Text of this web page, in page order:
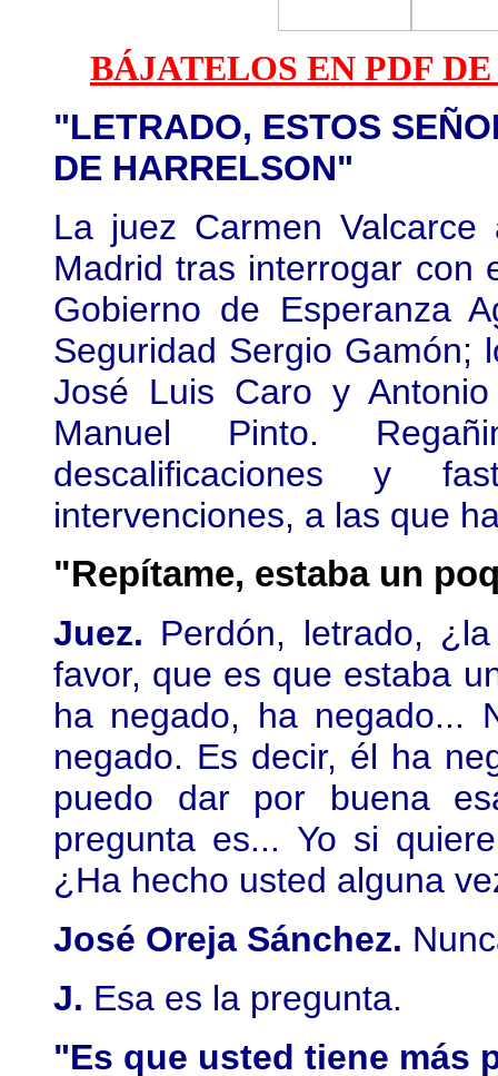
BÁJATELOS EN PDF
"LETRADO, ESTOS
DE HARRELSON"
La juez Carmen
Madrid tras interrogar con
Gobierno de Esperanza
Seguridad Sergio Gamón;
José Luis Caro y
Manuel Pinto.
descalificaciones y
intervenciones, a las que
"Repítame, estaba un
Juez. Perdón, letrado,
favor, que es que estaba
ha negado, ha negado...
negado. Es decir, él ha
puedo dar por buena
pregunta es... Yo si
¿Ha hecho usted alguna
José Oreja Sánchez.
J. Esa es la pregunta.
"Es que usted tiene más